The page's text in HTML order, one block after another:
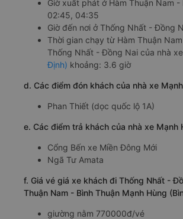
Giờ xuất phát ở Hàm Thuận Nam -
02:45, 04:35
Giờ đến nơi ở Thống Nhất - Đồng
Thời gian chạy từ Hàm Thuận
Thống Nhất - Đồng Nai của nhà xe
Định) khoảng: 3.6 giờ
d. Các điểm đón khách của nhà xe
Phan Thiết (dọc quốc lộ 1A)
e. Các điểm trả khách của nhà xe Mạnh
Cổng Bến xe Miền Đông Mới
Ngã Tư Amata
f. Giá vé giá xe khách đi Thống Nhất -
Thuận Nam - Bình Thuận Mạnh Hùng
giường nằm 770000đ/vé